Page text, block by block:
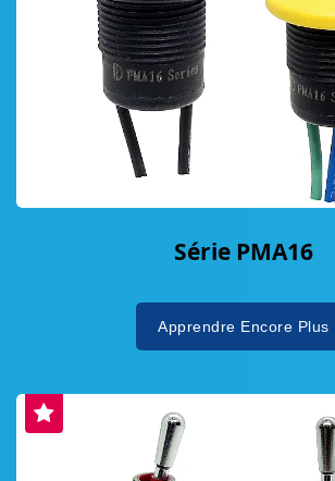
Série PMA16
Apprendre Encore Plus